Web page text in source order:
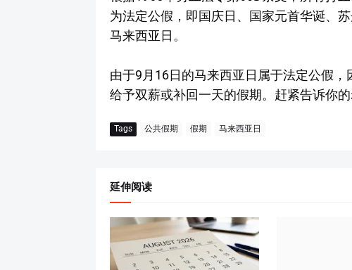
为法定公假，即国庆日、国家元首华诞、
马来西亚日。
由于9月16日的马来西亚日属于法定公假
给予双薪或补回一天的假期。赶紧告诉你的
Tags 公共假期 假期 马来西亚日
延伸阅读